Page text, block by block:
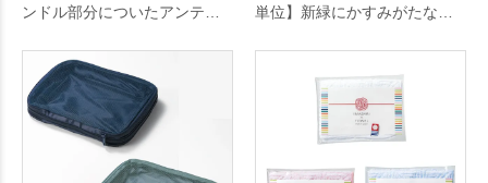
ンドル部分についたアンティ
イントです。
単位】新緑にかすみがたなび
が目にも涼しい扇子です。